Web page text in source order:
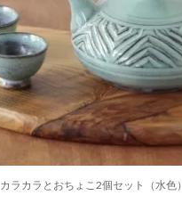
カラカラとおちょこ2個セット（水色）